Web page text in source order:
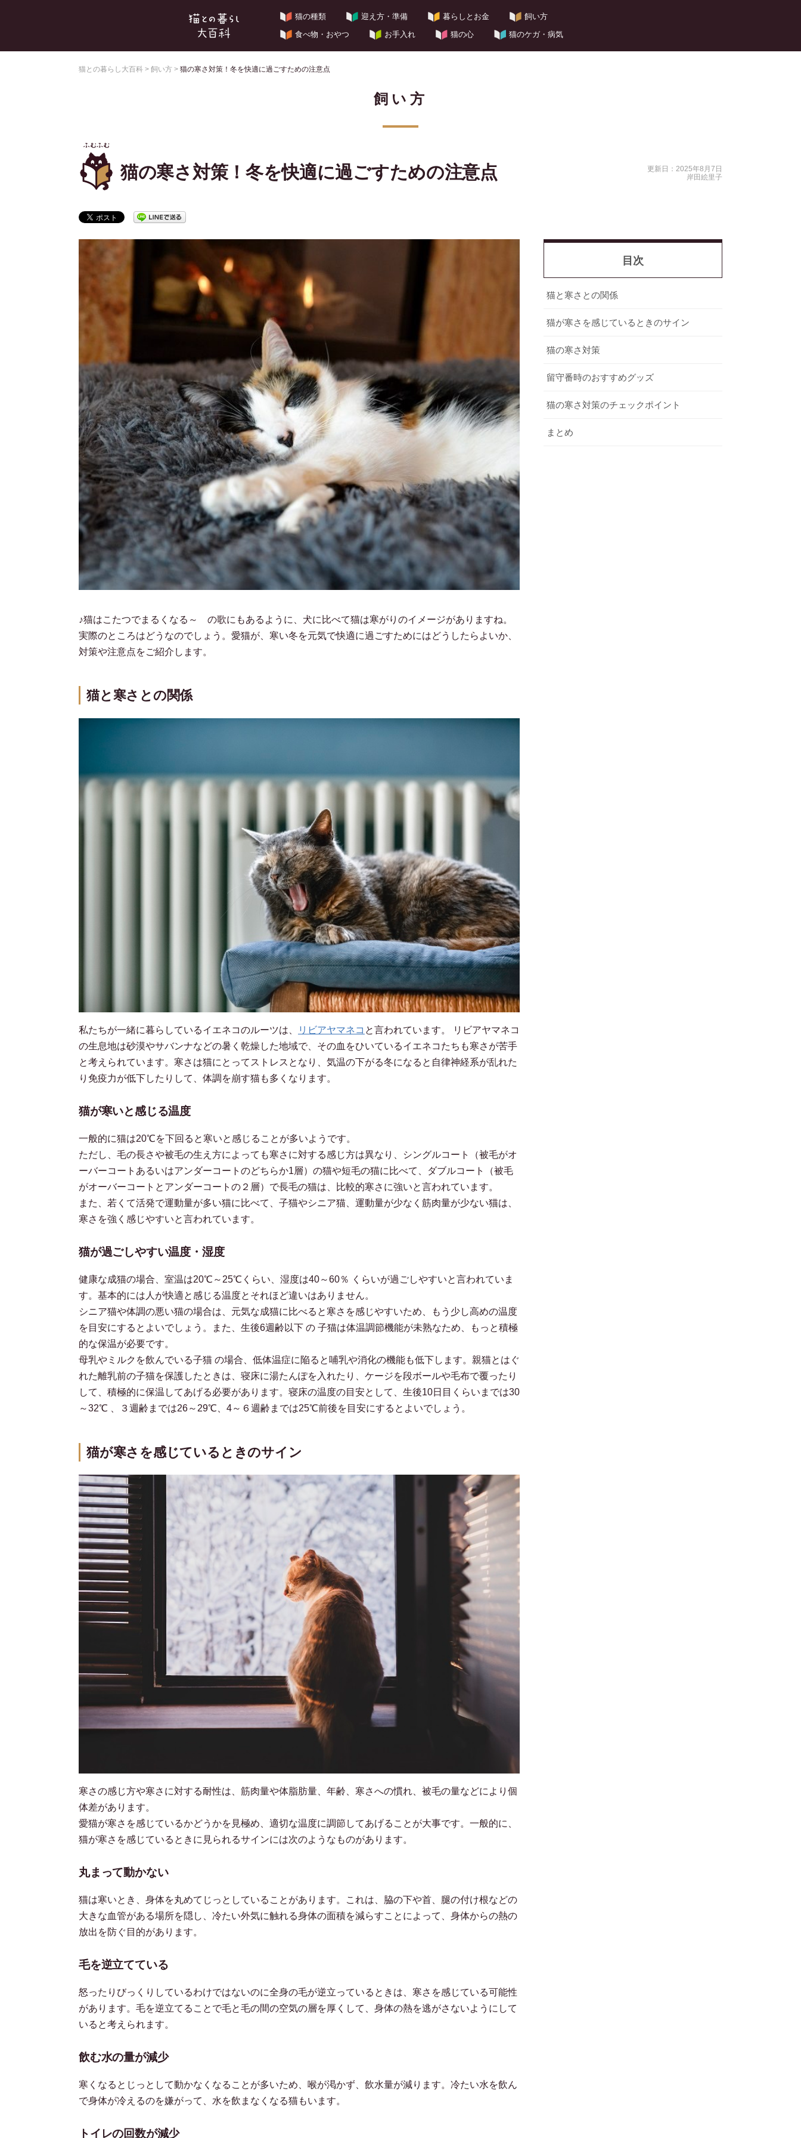
猫の種類 迎え方・準備 暮らしとお金
飼い方
食べ物・おやつ
お手入れ 猫の心 猫のケガ・病気
猫との暮らし大百科 > 飼い方 > 猫の寒さ対策！冬を快適に過ごすための注意点
飼い方
猫の寒さ対策！冬を快適に過ごすための注意点
更新日：2025年8月7日
岸田絵里子
♪猫はこたつでまるくなる～ の歌にもあるように、犬に比べて猫は寒がりのイメージがありますね。
実際のところはどうなのでしょう。愛猫が、寒い冬を元気で快適に過ごすためにはどうしたらよいか、
対策や注意点をご紹介します。
猫と寒さとの関係
私たちが一緒に暮らしているイエネコのルーツは、 リビアヤマネコ と言われています。 リビアヤマネコ
の生息地は砂漠やサバンナなどの暑く乾燥した地域で、その血をひいているイエネコたちも寒さが苦手
と考えられています。寒さは猫にとってストレスとなり、気温の下がる冬になると自律神経系が乱れた
り免疫力が低下したりして、体調を崩す猫も多くなります。
猫が寒いと感じる温度
一般的に猫は20℃を下回ると寒いと感じることが多いようです。
ただし、毛の長さや被毛の生え方によっても寒さに対する感じ方は異なり、シングルコート（被毛がオ
ーバーコートあるいはアンダーコートのどちらか1層）の猫や短毛の猫に比べて、ダブルコート（被毛
がオーバーコートとアンダーコートの２層）で長毛の猫は、比較的寒さに強いと言われています。
また、若くて活発で運動量が多い猫に比べて、子猫やシニア猫、運動量が少なく筋肉量が少ない猫は、
寒さを強く感じやすいと言われています。
猫が過ごしやすい温度・湿度
健康な成猫の場合、室温は20℃～25℃くらい、湿度は40～60％ くらいが過ごしやすいと言われていま
す。基本的には人が快適と感じる温度とそれほど違いはありません。
シニア猫や体調の悪い猫の場合は、元気な成猫に比べると寒さを感じやすいため、もう少し高めの温度
を目安にするとよいでしょう。また、生後6週齢以下 の 子猫は体温調節機能が未熟なため、もっと積極
的な保温が必要です。
母乳やミルクを飲んでいる子猫 の場合、低体温症に陥ると哺乳や消化の機能も低下します。親猫とはぐ
れた離乳前の子猫を保護したときは、寝床に湯たんぽを入れたり、ケージを段ボールや毛布で覆ったり
して、積極的に保温してあげる必要があります。寝床の温度の目安として、生後10日目くらいまでは30
～32℃ 、３週齢までは26～29℃、4～６週齢までは25℃前後を目安にするとよいでしょう。
猫が寒さを感じているときのサイン
寒さの感じ方や寒さに対する耐性は、筋肉量や体脂肪量、年齢、寒さへの慣れ、被毛の量などにより個
体差があります。
愛猫が寒さを感じているかどうかを見極め、適切な温度に調節してあげることが大事です。一般的に、
猫が寒さを感じているときに見られるサインには次のようなものがあります。
丸まって動かない
猫は寒いとき、身体を丸めてじっとしていることがあります。これは、脇の下や首、腿の付け根などの
大きな血管がある場所を隠し、冷たい外気に触れる身体の面積を減らすことによって、身体からの熱の
放出を防ぐ目的があります。
毛を逆立てている
怒ったりびっくりしているわけではないのに全身の毛が逆立っているときは、寒さを感じている可能性
があります。毛を逆立てることで毛と毛の間の空気の層を厚くして、身体の熱を逃がさないようにして
いると考えられます。
飲む水の量が減少
寒くなるとじっとして動かなくなることが多いため、喉が渇かず、飲水量が減ります。冷たい水を飲ん
で身体が冷えるのを嫌がって、水を飲まなくなる猫もいます。
トイレの回数が減少
目次
猫と寒さとの関係
猫が寒さを感じているときのサイン
猫の寒さ対策
留守番時のおすすめグッズ
猫の寒さ対策のチェックポイント
まとめ